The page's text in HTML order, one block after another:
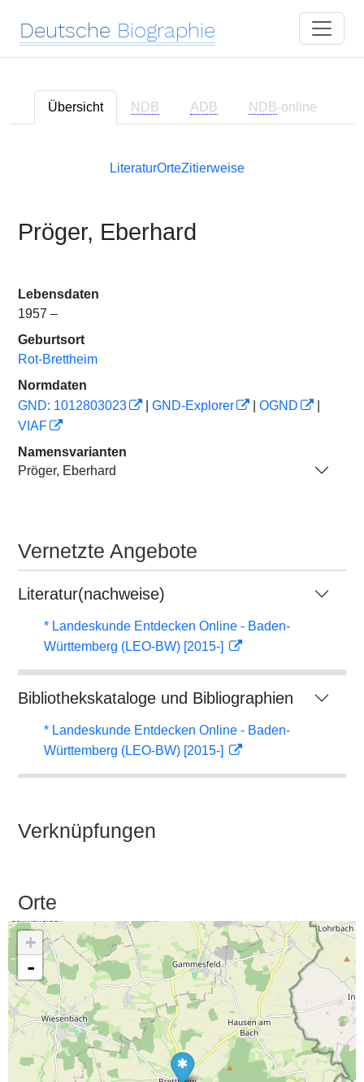
Deutsche Biographie
Übersicht NDB ADB NDB-online
LiteraturOrteZitierweise
Pröger, Eberhard
Lebensdaten
1957 –
Geburtsort
Rot-Brettheim
Normdaten
GND: 1012803023
GND-Explorer OGND
VIAF
Namensvarianten
Pröger, Eberhard
Vernetzte Angebote
Literatur(nachweise)
* Landeskunde Entdecken Online - Baden-
Württemberg (LEO-BW) [2015-]
Bibliothekskataloge und Bibliographien
* Landeskunde Entdecken Online - Baden-
Württemberg (LEO-BW) [2015-]
Verknüpfungen
Orte
+
-